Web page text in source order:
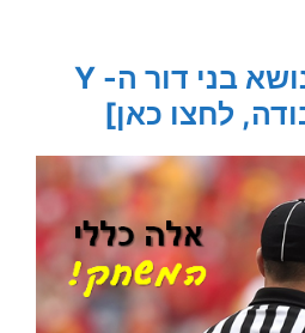
[להרחבה בנושא בני דור ה- Y
לחצו כאן]